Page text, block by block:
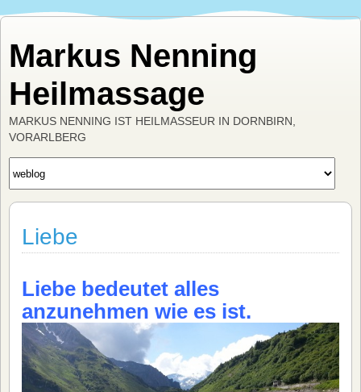
Markus Nenning
Heilmassage
MARKUS NENNING IST HEILMASSEUR IN DORNBIRN,
VORARLBERG
Liebe
Liebe bedeutet alles
anzunehmen wie es ist.